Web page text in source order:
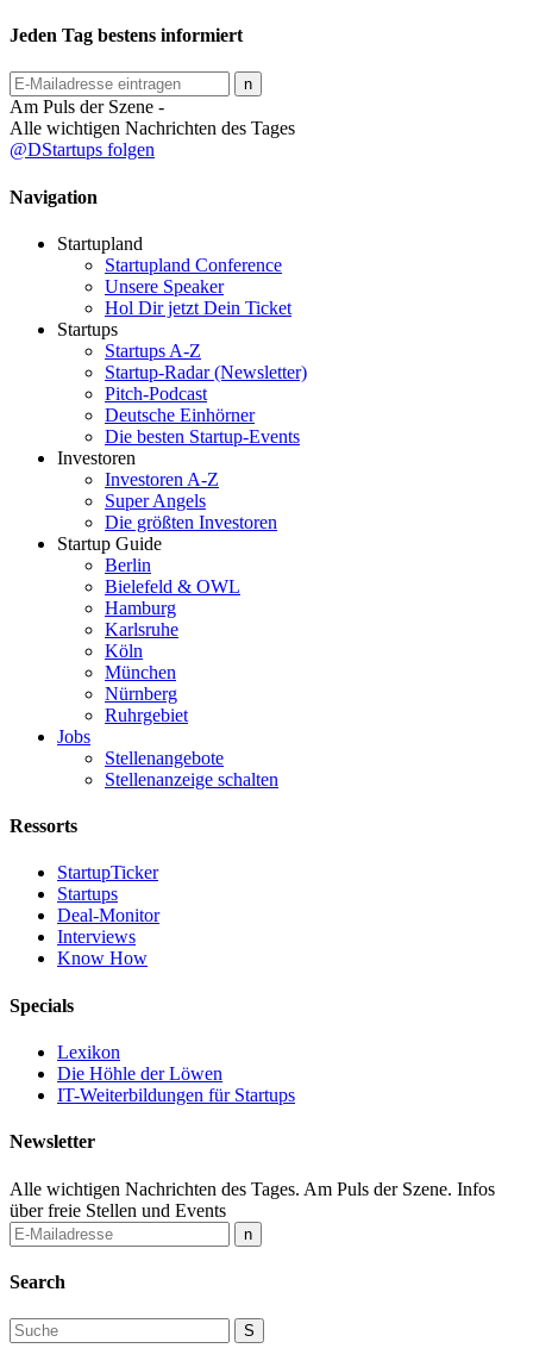
Jeden Tag bestens informiert
Am Puls der Szene -
Alle wichtigen Nachrichten des Tages
@DStartups folgen
Navigation
Startupland
Startupland Conference
Unsere Speaker
Hol Dir jetzt Dein Ticket
Startups
Startups A-Z
Startup-Radar (Newsletter)
Pitch-Podcast
Deutsche Einhörner
Die besten Startup-Events
Investoren
Investoren A-Z
Super Angels
Die größten Investoren
Startup Guide
Berlin
Bielefeld & OWL
Hamburg
Karlsruhe
Köln
München
Nürnberg
Ruhrgebiet
Jobs
Stellenangebote
Stellenanzeige schalten
Ressorts
StartupTicker
Startups
Deal-Monitor
Interviews
Know How
Specials
Lexikon
Die Höhle der Löwen
IT-Weiterbildungen für Startups
Newsletter
Alle wichtigen Nachrichten des Tages. Am Puls der Szene. Infos
über freie Stellen und Events
Search